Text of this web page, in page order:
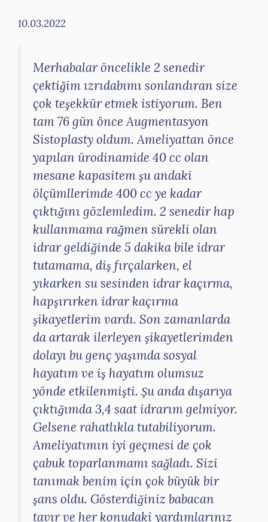
10.03.2022
Merhabalar öncelikle 2 senedir
çektiğim ızrıdabımı sonlandıran size
çok teşekkür etmek istiyorum. Ben
tam 76 gün önce Augmentasyon
Sistoplasty oldum. Ameliyattan önce
yapılan ürodinamide 40 cc olan
mesane kapasitem şu andaki
ölçümllerimde 400 cc ye kadar
çıktığını gözlemledim. 2 senedir hap
kullanmama rağmen sürekli olan
idrar geldiğinde 5 dakika bile idrar
tutamama, diş fırçalarken, el
yıkarken su sesinden idrar kaçırma,
hapşırırken idrar kaçırma
şikayetlerim vardı. Son zamanlarda
da artarak ilerleyen şikayetlerimden
dolayı bu genç yaşımda sosyal
hayatım ve iş hayatım olumsuz
yönde etkilenmişti. Şu anda dışarıya
çıktığımda 3,4 saat idrarım gelmiyor.
Gelsene rahatlıkla tutabiliyorum.
Ameliyatımın iyi geçmesi de çok
çabuk toparlanmamı sağladı. Sizi
tanımak benim için çok büyük bir
şans oldu. Gösterdiğiniz babacan
tavır ve her konudaki yardımlarınız